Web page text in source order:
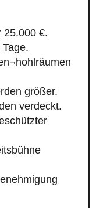
25.000 €.
größer.
verdeckt.